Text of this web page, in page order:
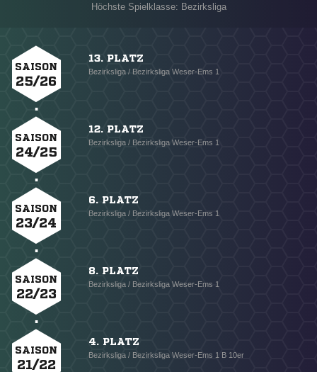
Höchste Spielklasse: Bezirksliga
SAISON
25/26
13. PLATZ
Bezirksliga / Bezirksliga Weser-Ems 1
SAISON
24/25
12. PLATZ
Bezirksliga / Bezirksliga Weser-Ems 1
SAISON
23/24
6. PLATZ
Bezirksliga / Bezirksliga Weser-Ems 1
SAISON
22/23
8. PLATZ
Bezirksliga / Bezirksliga Weser-Ems 1
SAISON
21/22
4. PLATZ
Bezirksliga / Bezirksliga Weser-Ems 1 B 10er